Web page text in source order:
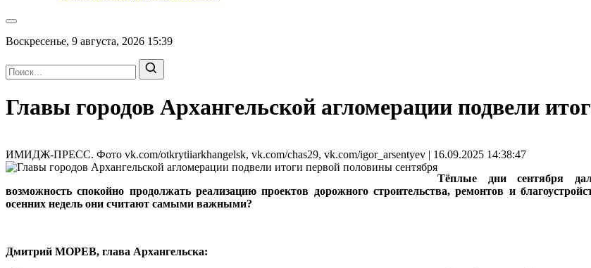
Воскресенье, 9 августа, 2026 15:39
Главы городов Архангельской агломерации подвели
ИМИДЖ-ПРЕСС. Фото vk.com/otkrytiiarkhangelsk, vk.com/chas29, vk.com/igor_arsentyev | 16.09.2025 14:38:47
Тёплые дни сентября
возможность спокойно продолжать реализацию проектов дорожного строительства, ремонтов и
осенних недель они считают самыми важными?
Дмитрий МОРЕВ, глава Архангельска: